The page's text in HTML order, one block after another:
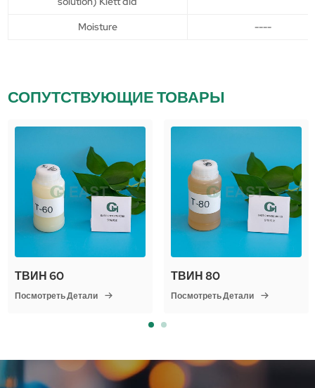
Moisture
----
СОПУТСТВУЮЩИЕ ТОВАРЫ
ТВИН 60
Посмотреть Детали
ТВИН 80
Посмотреть Детали